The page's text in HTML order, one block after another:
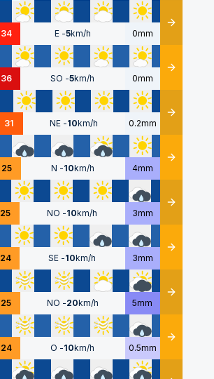
34 E -5km/h 0mm Détails
36 SO -5km/h 0mm Détails
31 NE -10km/h 0.2mm Détails
25 N -10km/h 4mm Détails
25 NO -10km/h 3mm Détails
24 SE -10km/h 3mm Détails
25 NO -20km/h 5mm Détails
24 O -10km/h 0.5mm Détails